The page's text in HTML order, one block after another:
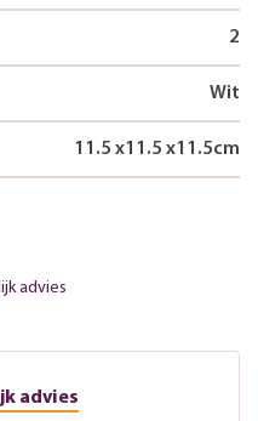
2
Wit
11.5 x11.5 x11.5cm
advies
advies